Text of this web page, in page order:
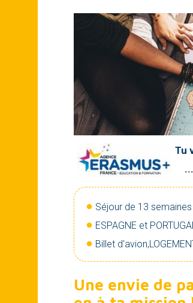
Tu
...
Séjour de 13
ESPAGNE et PORTUGAL
Billet
Une envie de